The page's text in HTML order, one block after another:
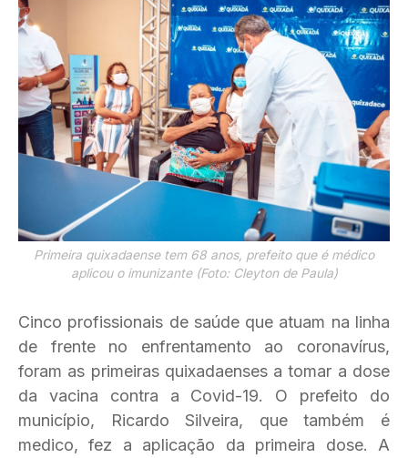
Primeira quixadaense tem 68 anos, prefeito que é médico
aplicou o imunizante (Foto: Cleyton de Paula)
Cinco profissionais de saúde que atuam na linha
de frente no enfrentamento ao coronavírus,
foram as primeiras quixadaenses a tomar a dose
da vacina contra a Covid-19. O prefeito do
município, Ricardo Silveira, que também é
medico, fez a aplicação da primeira dose. A